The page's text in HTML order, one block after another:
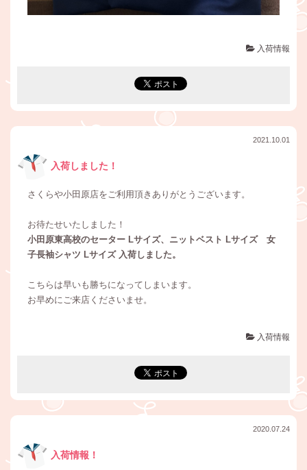
入荷情報
2021.10.01
入荷しました！
さくらや小田原店をご利用頂きありがとうございます。
お待たせいたしました！
小田原東高校のセーター Lサイズ、ニットベスト Lサイズ 女
子長袖シャツ Lサイズ 入荷しました。
こちらは早いも勝ちになってしまいます。
お早めにご来店くださいませ。
入荷情報
2020.07.24
入荷情報！